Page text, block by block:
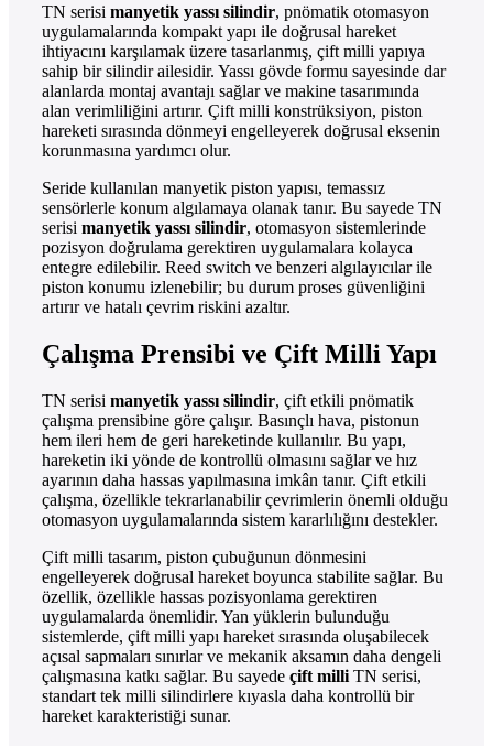
TN serisi manyetik yassı silindir, pnömatik otomasyon
uygulamalarında kompakt yapı ile doğrusal hareket
ihtiyacını karşılamak üzere tasarlanmış, çift milli yapıya
sahip bir silindir ailesidir. Yassı gövde formu sayesinde dar
alanlarda montaj avantajı sağlar ve makine tasarımında
alan verimliliğini artırır. Çift milli konstrüksiyon, piston
hareketi sırasında dönmeyi engelleyerek doğrusal eksenin
korunmasına yardımcı olur.
Seride kullanılan manyetik piston yapısı, temassız
sensörlerle konum algılamaya olanak tanır. Bu sayede TN
serisi manyetik yassı silindir, otomasyon sistemlerinde
pozisyon doğrulama gerektiren uygulamalara kolayca
entegre edilebilir. Reed switch ve benzeri algılayıcılar ile
piston konumu izlenebilir; bu durum proses güvenliğini
artırır ve hatalı çevrim riskini azaltır.
Çalışma Prensibi ve Çift Milli Yapı
TN serisi manyetik yassı silindir, çift etkili pnömatik
çalışma prensibine göre çalışır. Basınçlı hava, pistonun
hem ileri hem de geri hareketinde kullanılır. Bu yapı,
hareketin iki yönde de kontrollü olmasını sağlar ve hız
ayarının daha hassas yapılmasına imkân tanır. Çift etkili
çalışma, özellikle tekrarlanabilir çevrimlerin önemli olduğu
otomasyon uygulamalarında sistem kararlılığını destekler.
Çift milli tasarım, piston çubuğunun dönmesini
engelleyerek doğrusal hareket boyunca stabilite sağlar. Bu
özellik, özellikle hassas pozisyonlama gerektiren
uygulamalarda önemlidir. Yan yüklerin bulunduğu
sistemlerde, çift milli yapı hareket sırasında oluşabilecek
açısal sapmaları sınırlar ve mekanik aksamın daha dengeli
çalışmasına katkı sağlar. Bu sayede çift milli TN serisi,
standart tek milli silindirlere kıyasla daha kontrollü bir
hareket karakteristiği sunar.